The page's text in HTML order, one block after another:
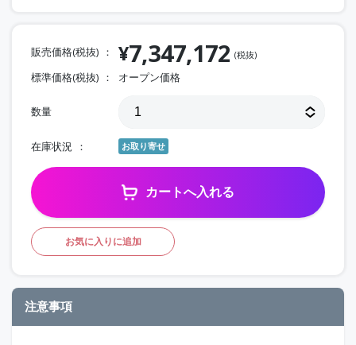
販売価格(税抜) ¥7,347,172 (税抜)
標準価格(税抜) オープン価格
数量
在庫状況 お取り寄せ
カートへ入れる
お気に入りに追加
注意事項